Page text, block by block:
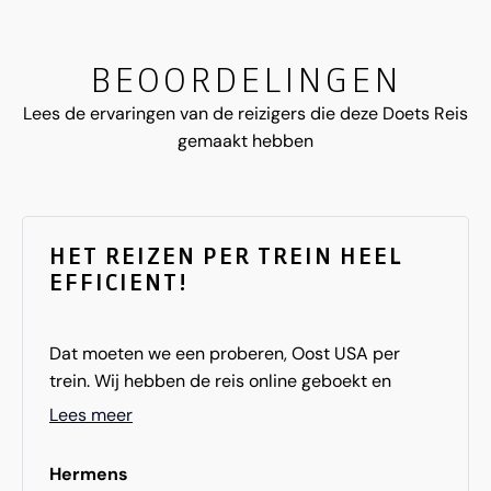
BEOORDELINGEN
Lees de ervaringen van de reizigers die deze Doets Reis
gemaakt hebben
HET REIZEN PER TREIN HEEL
EFFICIENT!
Dat moeten we een proberen, Oost USA per
trein. Wij hebben de reis online geboekt en
vervolgens heeft Ilse Mosch het voor ons in orde
ideale reistijden van de trein (rond de middag
Lees meer
Hermens